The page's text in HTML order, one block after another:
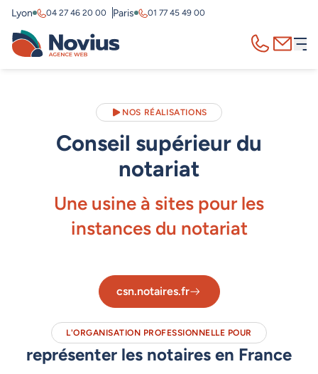
Lyon 04 27 46 20 00 Paris 01 77 45 49 00
NOS RÉALISATIONS
Conseil supérieur du
notariat
Une usine à sites pour les
instances du notariat
csn.notaires.fr
L'ORGANISATION PROFESSIONNELLE POUR
représenter les notaires en France